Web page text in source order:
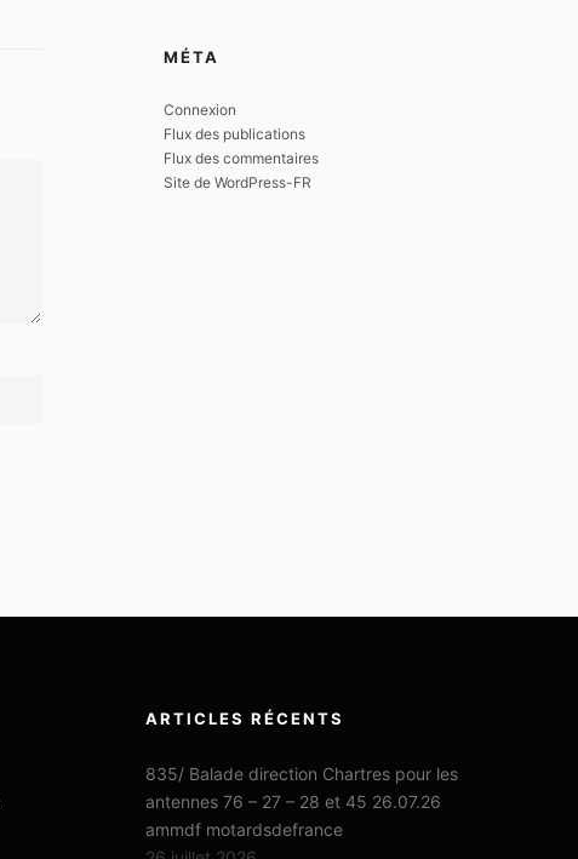
MÉTA
Connexion
Flux des publications
Flux des commentaires
Site de WordPress-FR
ARTICLES RÉCENTS
835/ Balade direction Chartres pour les
antennes 76 – 27 – 28 et 45 26.07.26
ammdf motardsdefrance